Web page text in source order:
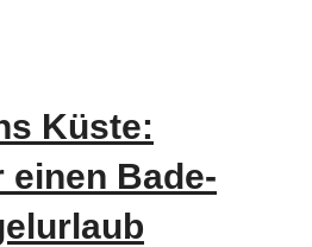
Küste:
einen Bade-